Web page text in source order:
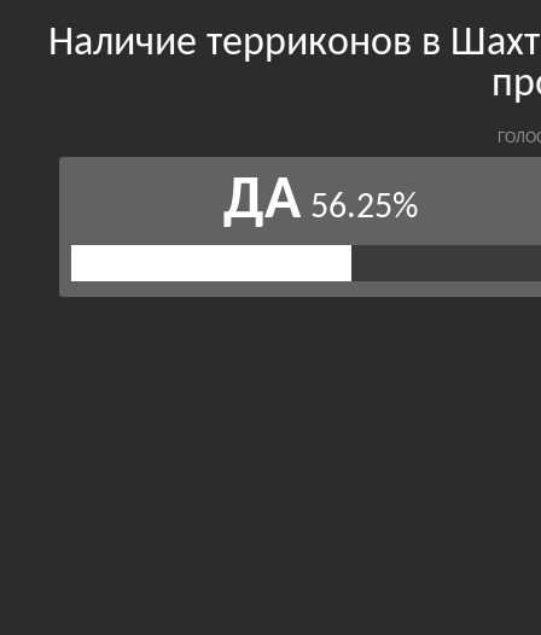
Наличие терриконов в
ДА 56.25%